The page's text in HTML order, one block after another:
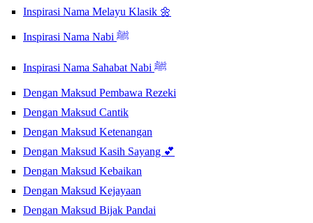
Inspirasi Nama Melayu Klasik 🌼
Inspirasi Nama Nabi ﷺ
Inspirasi Nama Sahabat Nabi ﷺ
Dengan Maksud Pembawa Rezeki
Dengan Maksud Cantik
Dengan Maksud Ketenangan
Dengan Maksud Kasih Sayang 💕
Dengan Maksud Kebaikan
Dengan Maksud Kejayaan
Dengan Maksud Bijak Pandai